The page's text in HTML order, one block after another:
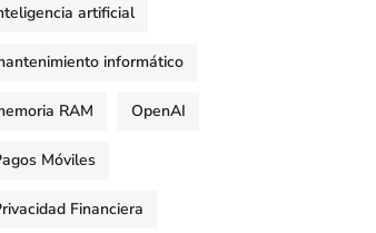
artificial
informático
RAM OpenAI
Móviles
Financiera